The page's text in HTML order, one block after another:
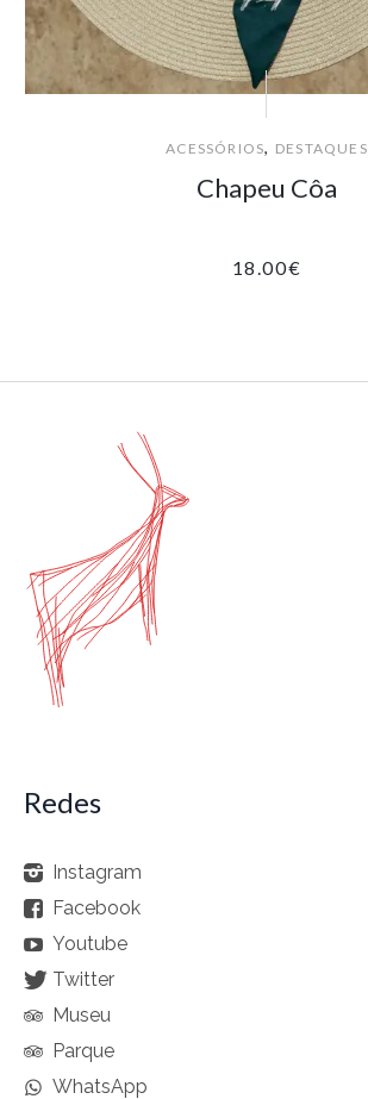
ACESSÓRIOS, DESTAQUES
Chapeu Côa
18.00€
Redes
Instagram
Facebook
Youtube
Twitter
Museu
Parque
WhatsApp